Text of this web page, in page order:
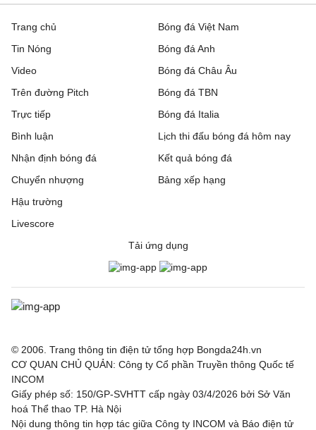
Trang chủ
Tin Nóng
Video
Trên đường Pitch
Trực tiếp
Bóng đá Việt Nam
Bóng đá Anh
Bóng đá Châu Âu
Bóng đá TBN
Bóng đá Italia
Bình luận
Nhận định bóng đá
Chuyển nhượng
Hậu trường
Livescore
Lịch thi đấu bóng đá hôm nay
Kết quả bóng đá
Bảng xếp hạng
Tải ứng dụng
© 2006. Trang thông tin điện tử tổng hợp Bongda24h.vn
CƠ QUAN CHỦ QUẢN: Công ty Cổ phần Truyền thông Quốc tế
INCOM
Giấy phép số: 150/GP-SVHTT cấp ngày 03/4/2026 bởi Sở Văn
hoá Thể thao TP. Hà Nội
Nội dung thông tin hợp tác giữa Công ty INCOM và Báo điện tử